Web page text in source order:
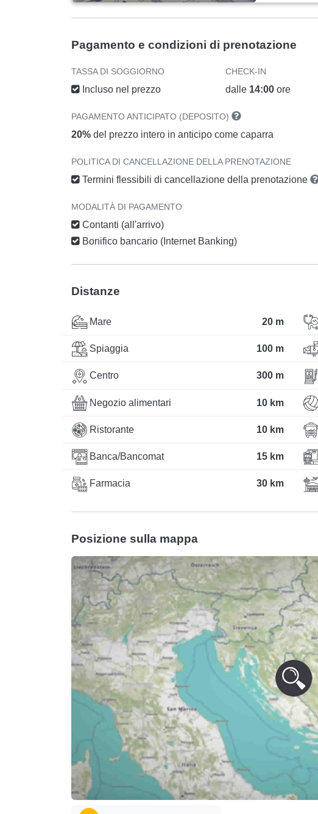
Pagamento e condizioni di prenotazione
TASSA DI SOGGIORNO
Incluso nel prezzo
CHECK-IN
dalle 14:00 ore
PAGAMENTO ANTICIPATO (DEPOSITO)
20% del prezzo intero in anticipo come caparra
POLITICA DI CANCELLAZIONE DELLA PRENOTAZIONE
Termini flessibili di cancellazione della prenotazione
MODALITÀ DI PAGAMENTO
Contanti (all'arrivo)
Bonifico bancario (Internet Banking)
Distanze
Mare 20 m
Spiaggia 100 m
Centro 300 m
Negozio alimentari 10 km
Ristorante 10 km
Banca/Bancomat 15 km
Farmacia 30 km
Posizione sulla mappa